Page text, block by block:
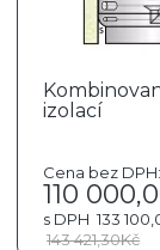
izolací
Cena bez DPH:
110
s DPH 133
143 421,30Kč